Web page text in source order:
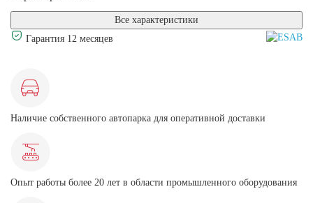
Все характеристики
Гарантия 12 месяцев
Наличие собственного автопарка для оперативной доставки
Опыт работы более 20 лет в области промышленного оборудования